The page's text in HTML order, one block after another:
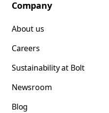
Company
About us
Careers
Sustainability at Bolt
Newsroom
Blog